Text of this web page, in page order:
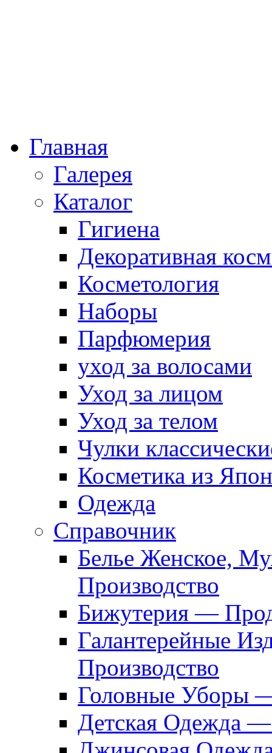
Главная
Галерея
Каталог
Гигиена
Декоративная
Косметология
Наборы
Парфюмерия
уход за волосами
Уход за лицом
Уход за телом
Чулки
Косметика из
Одежда
Справочник
Белье Женское,
Производство
Бижутерия —
Галантерейные
Производство
Головные Уборы
Детская Одежда